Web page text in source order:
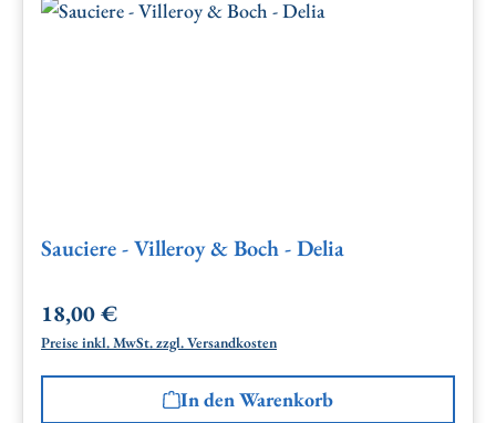
Sauciere - Villeroy & Boch - Delia
Regulärer Preis:
18,00 €
Preise inkl. MwSt. zzgl. Versandkosten
In den Warenkorb